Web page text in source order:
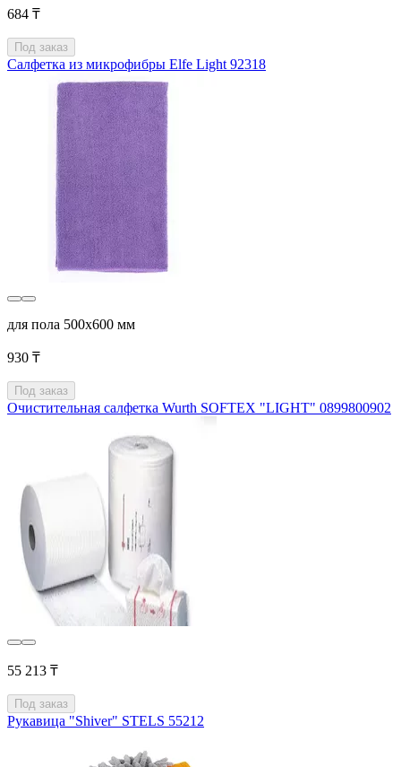
684 ₸
Под заказ
Салфетка из микрофибры Elfe Light 92318
для пола 500x600 мм
930 ₸
Под заказ
Очистительная салфетка Wurth SOFTEX "LIGHT" 0899800902
55 213 ₸
Под заказ
Рукавица "Shiver" STELS 55212